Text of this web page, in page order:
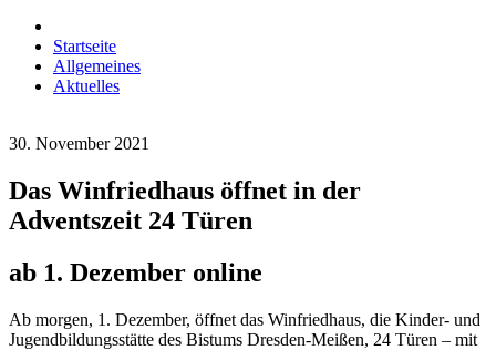
Startseite
Allgemeines
Aktuelles
30. November 2021
Das Winfriedhaus öffnet in der
Adventszeit 24 Türen
ab 1. Dezember online
Ab morgen, 1. Dezember, öffnet das Winfriedhaus, die Kinder- und
Jugendbildungsstätte des Bistums Dresden-Meißen, 24 Türen – mit